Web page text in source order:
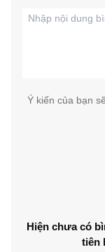
Ý kiến của bạn
Hiện chưa có
tiên